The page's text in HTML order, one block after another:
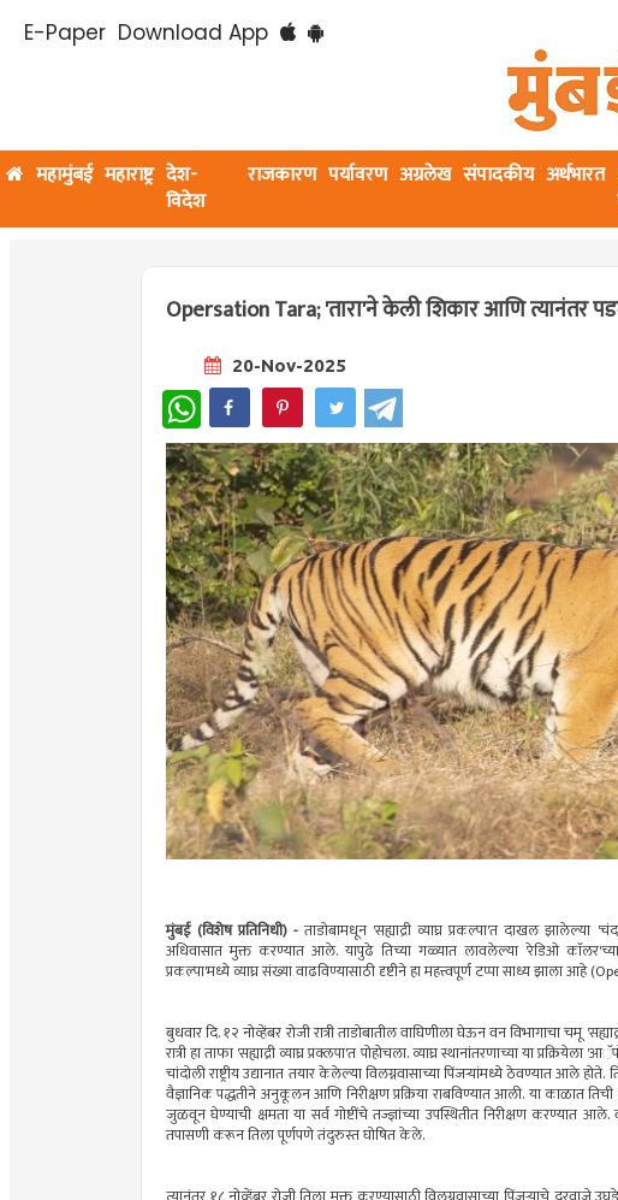
E-Paper Download App
महामुंबई महाराष्ट्र देश-
विदेश
राजकारण पर्यावरण अग्रलेख संपादकीय अर्थभारत
Opersation Tara; 'तारा'ने केली शिकार आणि त्यानंतर
20-Nov-2025
WhatsApp
मुंबई (विशेष प्रतिनिधी) -ताडोबामधून 'सह्याद्री व्याघ्र प्रकल्पा'त दाखल झालेल्या
अधिवासात मुक्त करण्यात आले. यापुढे तिच्या गळ्यात लावलेल्या 'रेडिओ काॅलर'च्या
प्रकल्पा'मध्ये व्याघ्र संख्या वाढविण्यासाठी दृष्टीने हा महत्त्वपूर्ण टप्पा साध्य झाला आहे
बुधवार दि. १२ नोव्हेंबर रोजी रात्री ताडोबातील वाघिणीला घेऊन वन विभागाचा चमू
रात्री हा ताफा 'सह्याद्री व्याघ्र प्रक्लपा'त पोहोचला. व्याघ्र स्थानांतरणाच्या या
चांदोली राष्ट्रीय उद्यानात तयार केलेल्या विलग्नवासाच्या पिंजऱ्यांमध्ये ठेवण्यात आले
वैज्ञानिक पद्धतीने अनुकूलन आणि निरीक्षण प्रक्रिया राबविण्यात आली. या काळात तिची
जुळवून घेण्याची क्षमता या सर्व गोष्टींचे तज्ज्ञांच्या उपस्थितीत निरीक्षण
तपासणी करून तिला पूर्णपणे तंदुरुस्त घोषित केले.